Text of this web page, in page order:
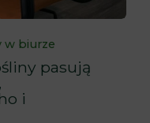
w biurze
pasują
i